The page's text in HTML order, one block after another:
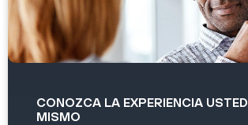
CONOZCA LA EXPERIENCIA USTED
MISMO